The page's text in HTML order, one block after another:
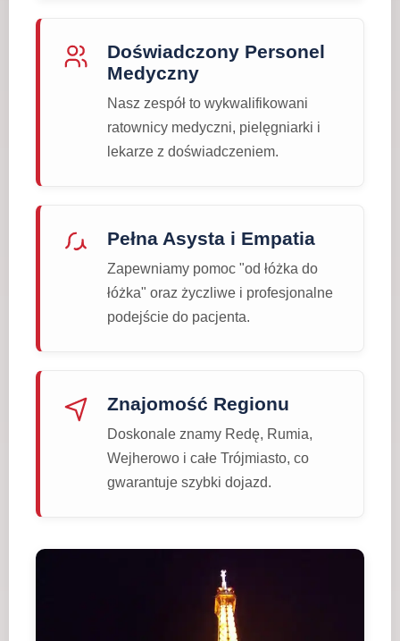
Doświadczony Personel
Medyczny
Nasz zespół to wykwalifikowani
ratownicy medyczni, pielęgniarki i
lekarze z doświadczeniem.
Pełna Asysta i Empatia
Zapewniamy pomoc "od łóżka do
łóżka" oraz życzliwe i profesjonalne
podejście do pacjenta.
Znajomość Regionu
Doskonale znamy Redę, Rumia,
Wejherowo i całe Trójmiasto, co
gwarantuje szybki dojazd.